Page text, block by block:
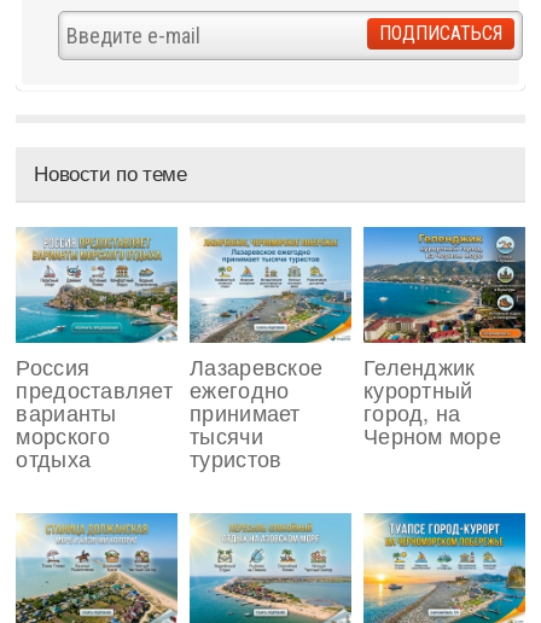
Новости по теме
Россия
предоставляет
варианты
морского
отдыха
Лазаревское
ежегодно
принимает
тысячи
туристов
Геленджик
курортный
город, на
Черном море